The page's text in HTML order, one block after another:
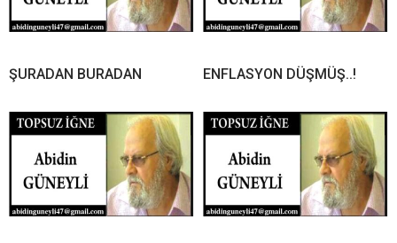
ŞURADAN BURADAN ENFLASYON DÜŞMÜŞ..!